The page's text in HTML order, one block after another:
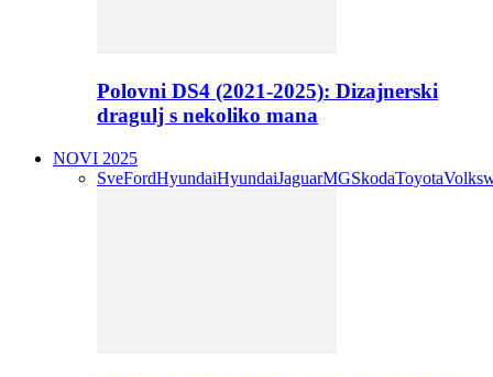
Polovni DS4 (2021-2025): Dizajnerski
dragulj s nekoliko mana
NOVI 2025
SveFordHyundaiHyundaiJaguarMGSkodaToyota